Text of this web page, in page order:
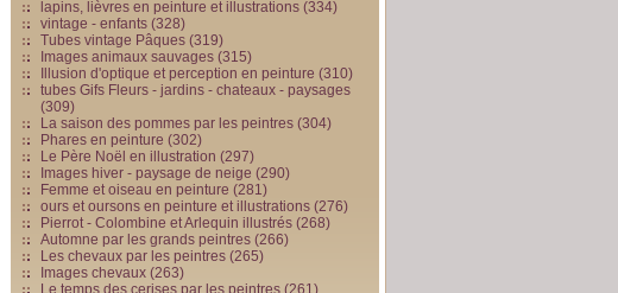
lapins, lièvres en peinture et illustrations (334)
vintage - enfants (328)
Tubes vintage Pâques (319)
Images animaux sauvages (315)
Illusion d'optique et perception en peinture (310)
tubes Gifs Fleurs - jardins - chateaux - paysages
(309)
La saison des pommes par les peintres (304)
Phares en peinture (302)
Le Père Noël en illustration (297)
Images hiver - paysage de neige (290)
Femme et oiseau en peinture (281)
ours et oursons en peinture et illustrations (276)
Pierrot - Colombine et Arlequin illustrés (268)
Automne par les grands peintres (266)
Les chevaux par les peintres (265)
Images chevaux (263)
Le temps des cerises par les peintres (261)